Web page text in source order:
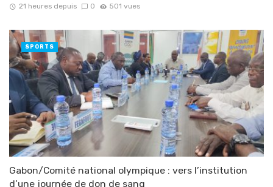
21 heures depuis 0 501 vues
Gabon/Comité national olympique : vers l’institution
d’une journée de don de sang
SPORTS